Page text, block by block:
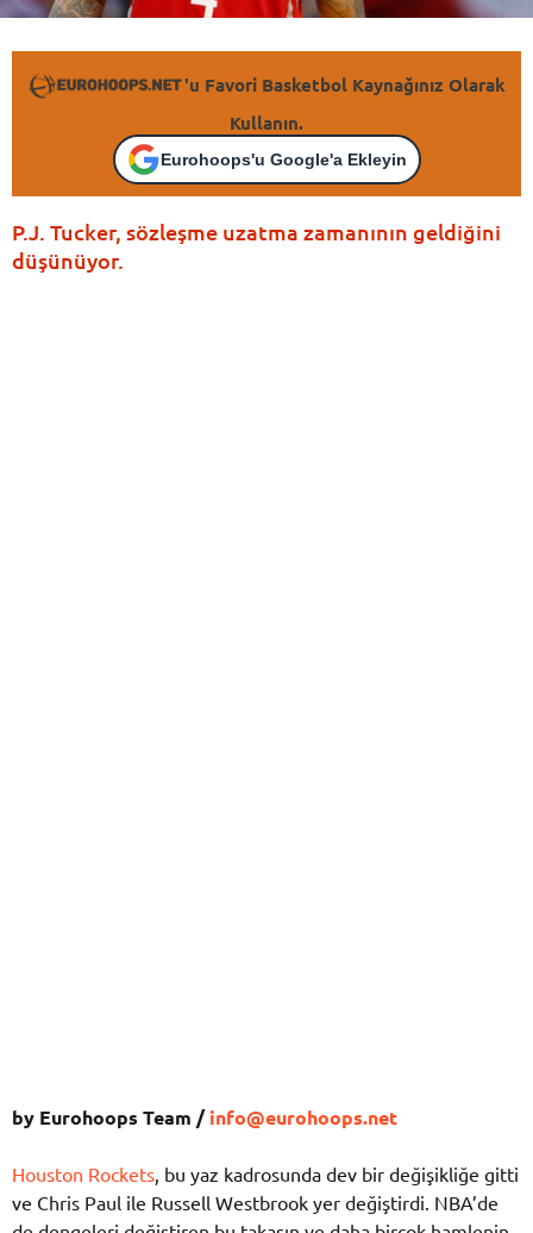
'u Favori Basketbol Kaynağınız Olarak
Kullanın.
Eurohoops'u Google'a Ekleyin
P.J. Tucker, sözleşme uzatma zamanının geldiğini
düşünüyor.
by Eurohoops Team /info@eurohoops.net
Houston Rockets , bu yaz kadrosunda dev bir değişikliğe gitti
ve Chris Paul ile Russell Westbrook yer değiştirdi. NBA’de